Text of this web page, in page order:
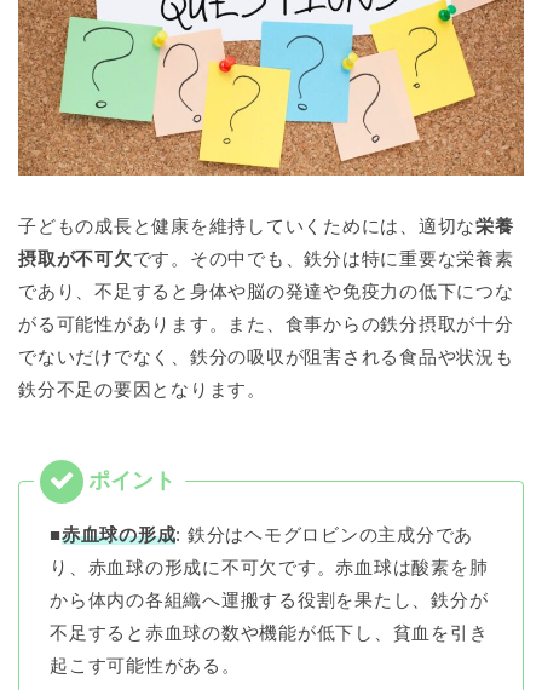
子どもの成長と健康を維持していくためには、適切な栄養
摂取が不可欠です。その中でも、鉄分は特に重要な栄養素
であり、不足すると身体や脳の発達や免疫力の低下につな
がる可能性があります。また、食事からの鉄分摂取が十分
でないだけでなく、鉄分の吸収が阻害される食品や状況も
鉄分不足の要因となります。
■赤血球の形成: 鉄分はヘモグロビンの主成分であ
り、赤血球の形成に不可欠です。赤血球は酸素を肺
から体内の各組織へ運搬する役割を果たし、鉄分が
不足すると赤血球の数や機能が低下し、貧血を引き
起こす可能性がある。